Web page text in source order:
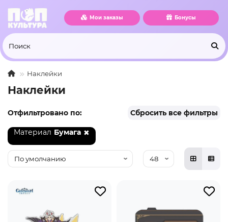
Мои заказы Бонусы
Наклейки
Наклейки
Отфильтровано по: Сбросить все фильтры
Материал Бумага